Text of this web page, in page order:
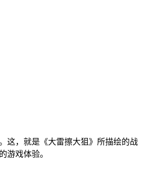
这，就是《大雷擦大狙》所描绘的战
游戏体验。